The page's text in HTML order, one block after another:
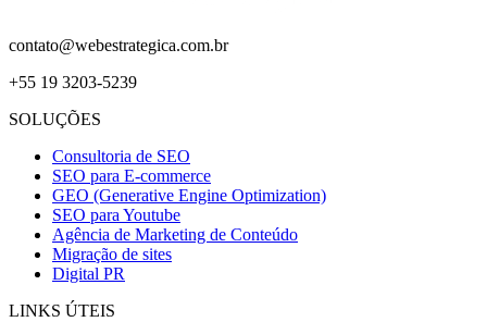
contato@webestrategica.com.br
+55 19 3203-5239
SOLUÇÕES
Consultoria de SEO
SEO para E-commerce
GEO (Generative Engine Optimization)
SEO para Youtube
Agência de Marketing de Conteúdo
Migração de sites
Digital PR
LINKS ÚTEIS